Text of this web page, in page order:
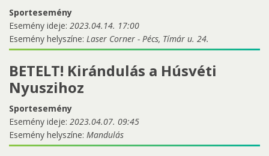
Sportesemény
Esemény ideje: 2023.04.14. 17:00
Esemény helyszíne: Laser Corner - Pécs, Tímár u. 24.
BETELT! Kirándulás a Húsvéti
Nyuszihoz
Sportesemény
Esemény ideje: 2023.04.07. 09:45
Esemény helyszíne: Mandulás